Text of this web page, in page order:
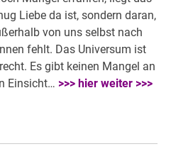
Liebe da ist, sondern daran,
von uns selbst nach
fehlt. Das Universum ist
Es gibt keinen Mangel an
Einsicht… >>> hier weiter >>>